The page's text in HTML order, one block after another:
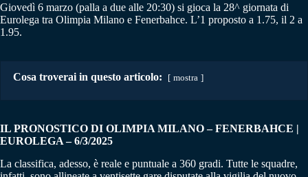
Giovedì 6 marzo (palla a due alle 20:30) si gioca la 28^ giornata di
Eurolega tra Olimpia Milano e Fenerbahce. L’1 proposto a 1.75, il 2 a
1.95.
Cosa troverai in questo articolo: mostra
IL PRONOSTICO DI OLIMPIA MILANO – FENERBAHCE |
EUROLEGA – 6/3/2025
La classifica, adesso, è reale e puntuale a 360 gradi. Tutte le squadre,